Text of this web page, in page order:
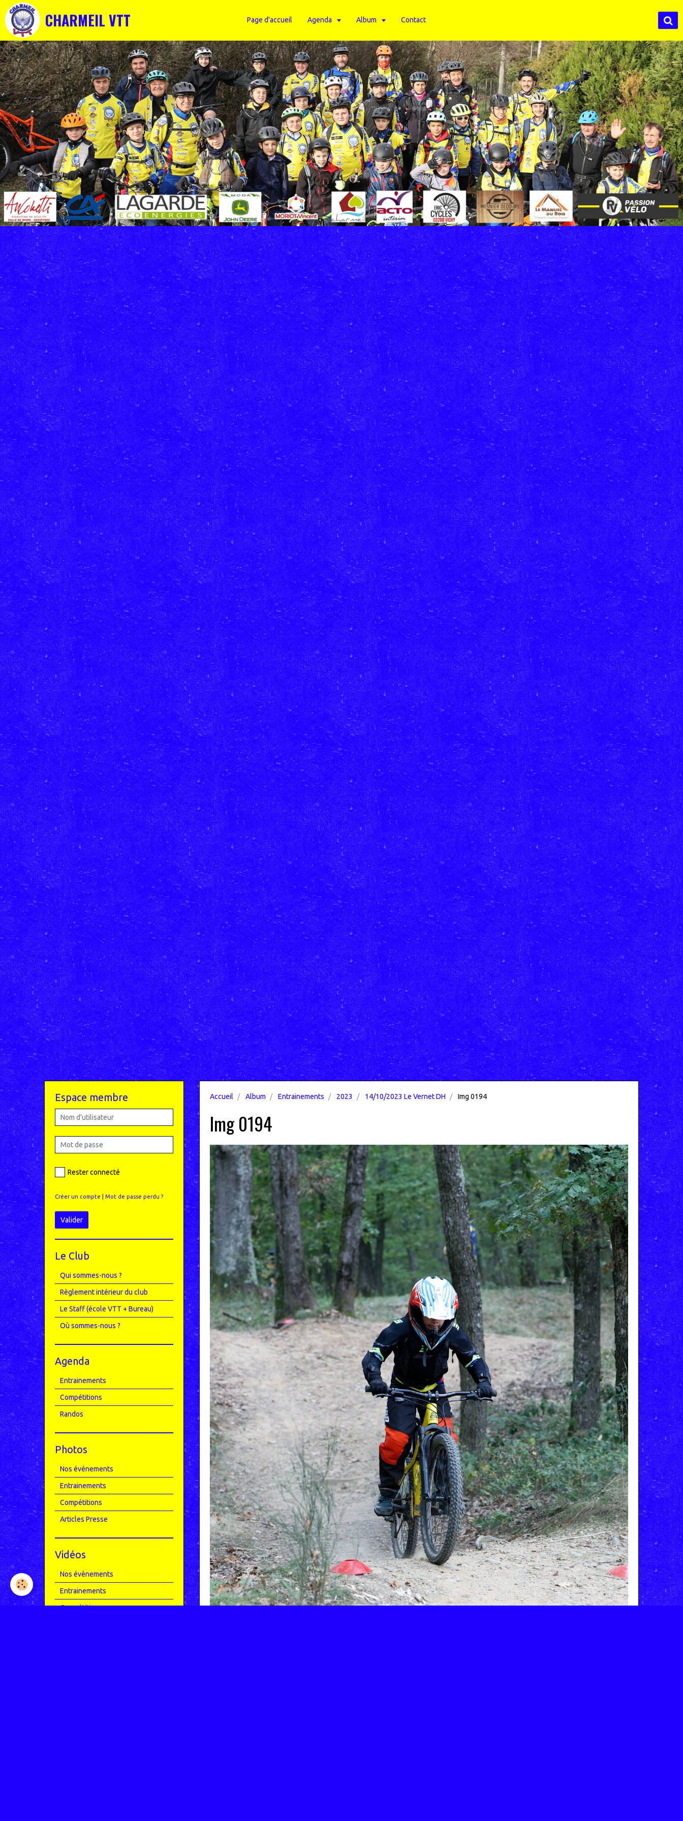
CHARMEIL VTT Page d'accueil Agenda Album Contact
Accueil Album Entrainements 2023 14/10/2023 Le Vernet DH Img 0194
Img 0194
Espace membre
Rester connecté
Créer un compte Mot de passe perdu ?
Valider
Le Club
Qui sommes-nous ?
Règlement intérieur du club
Le Staff (école VTT + Bureau)
Où sommes-nous ?
Agenda
Entrainements
Compétitions
Randos
Photos
Nos événements
Entrainements
Compétitions
Articles Presse
Vidéos
Nos évènements
Entrainements
Compétitions